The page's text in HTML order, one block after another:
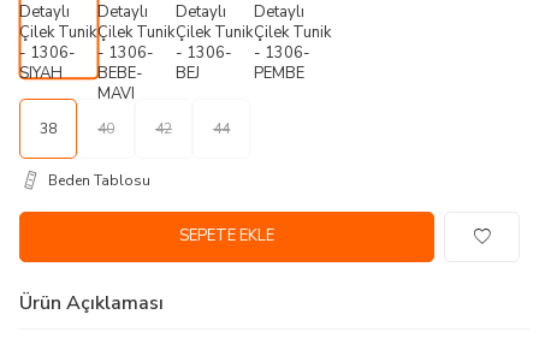
38 40 42 44
Beden Tablosu
SEPETE EKLE
Ürün Açıklaması